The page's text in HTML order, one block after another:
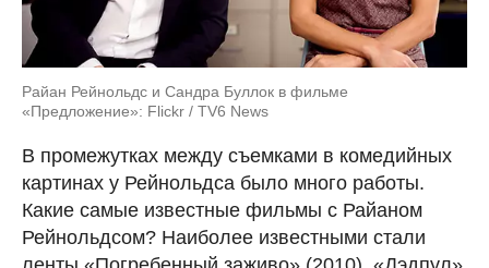
Райан Рейнольдс и Сандра Буллок в фильме
«Предложение»: Flickr / TV6 News
В промежутках между съемками в комедийных
картинах у Рейнольдса было много работы.
Какие самые известные фильмы с Райаном
Рейнольдсом? Наиболее известными стали